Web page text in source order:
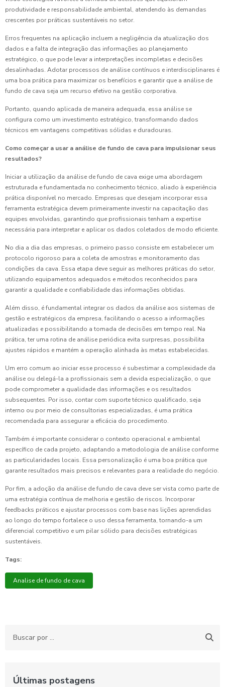
produtividade e responsabilidade ambiental, atendendo às demandas
crescentes por práticas sustentáveis no setor.
Erros frequentes na aplicação incluem a negligência da atualização dos
dados e a falta de integração das informações ao planejamento
estratégico, o que pode levar a interpretações incompletas e decisões
desalinhadas. Adotar processos de análise contínuos e interdisciplinares é
uma boa prática para maximizar os benefícios e garantir que a análise de
fundo de cava seja um recurso efetivo na gestão corporativa.
Portanto, quando aplicada de maneira adequada, essa análise se
configura como um investimento estratégico, transformando dados
técnicos em vantagens competitivas sólidas e duradouras.
Como começar a usar a análise de fundo de cava para impulsionar seus
resultados?
Iniciar a utilização da análise de fundo de cava exige uma abordagem
estruturada e fundamentada no conhecimento técnico, aliado à experiência
prática disponível no mercado. Empresas que desejam incorporar essa
ferramenta estratégica devem primeiramente investir na capacitação das
equipes envolvidas, garantindo que profissionais tenham a expertise
necessária para interpretar e aplicar os dados coletados de modo eficiente.
No dia a dia das empresas, o primeiro passo consiste em estabelecer um
protocolo rigoroso para a coleta de amostras e monitoramento das
condições da cava. Essa etapa deve seguir as melhores práticas do setor,
utilizando equipamentos adequados e métodos reconhecidos para
garantir a qualidade e confiabilidade das informações obtidas.
Além disso, é fundamental integrar os dados da análise aos sistemas de
gestão e estratégicos da empresa, facilitando o acesso a informações
atualizadas e possibilitando a tomada de decisões em tempo real. Na
prática, ter uma rotina de análise periódica evita surpresas, possibilita
ajustes rápidos e mantém a operação alinhada às metas estabelecidas.
Um erro comum ao iniciar esse processo é subestimar a complexidade da
análise ou delegá-la a profissionais sem a devida especialização, o que
pode comprometer a qualidade das informações e os resultados
subsequentes. Por isso, contar com suporte técnico qualificado, seja
interno ou por meio de consultorias especializadas, é uma prática
recomendada para assegurar a eficácia do procedimento.
Também é importante considerar o contexto operacional e ambiental
específico de cada projeto, adaptando a metodologia de análise conforme
as particularidades locais. Essa personalização é uma boa prática que
garante resultados mais precisos e relevantes para a realidade do negócio.
Por fim, a adoção da análise de fundo de cava deve ser vista como parte de
uma estratégia contínua de melhoria e gestão de riscos. Incorporar
feedbacks práticos e ajustar processos com base nas lições aprendidas
ao longo do tempo fortalece o uso dessa ferramenta, tornando-a um
diferencial competitivo e um pilar sólido para decisões estratégicas
sustentáveis.
Tags:
Analise de fundo de cava
Últimas postagens